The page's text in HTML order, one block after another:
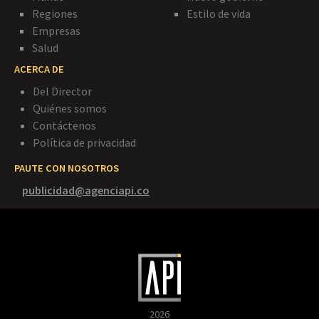
Regiones
Empresas
Salud
Estilo de vida
ACERCA DE
Del Director
Quiénes somos
Contáctenos
Política de privacidad
PAUTE CON NOSOTROS
publicidad@agenciapi.co
2026